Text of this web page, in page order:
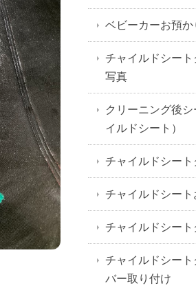
ベビーカーお預か
チャイルドシー
写真
クリーニング後
イルドシート）
チャイルドシー
チャイルドシー
チャイルドシー
チャイルドシー
バー取り付け